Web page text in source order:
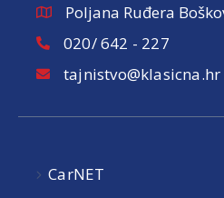
Poljana Ruđera
020/ 642 - 227
tajnistvo@klasicna.hr
CarNET